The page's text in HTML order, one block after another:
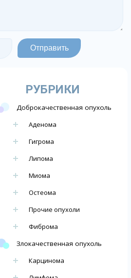
РУБРИКИ
Доброкачественная опухоль
Аденома
Гигрома
Липома
Миома
Остеома
Прочие опухоли
Фиброма
Злокачественная опухоль
Карцинома